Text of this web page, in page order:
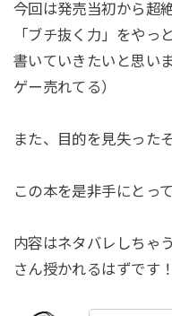
今回は発売当初から超
「ブチ抜く力」をやっ
書いていきたいと思い
ゲー売れてる）
また、目的を見失った
この本を是非手にとっ
内容はネタバレしちゃ
さん授かれるはずです！